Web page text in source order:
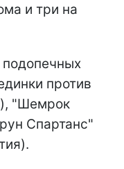
и три на
против
"Шемрок
Спартанс"